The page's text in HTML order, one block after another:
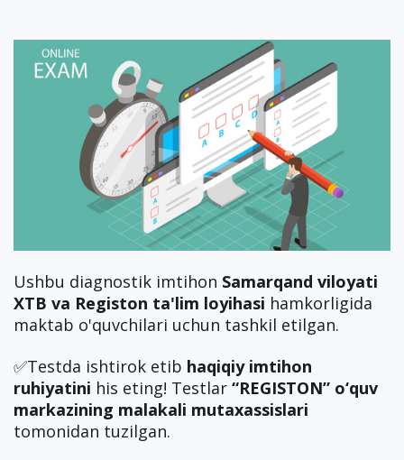
Ushbu diagnostik imtihon Samarqand viloyati
XTB va Registon ta'lim loyihasi hamkorligida
maktab o'quvchilari uchun tashkil etilgan.
✅Testda ishtirok etib haqiqiy imtihon
ruhiyatini his eting! Testlar “REGISTON” o‘quv
markazining malakali mutaxassislari
tomonidan tuzilgan.